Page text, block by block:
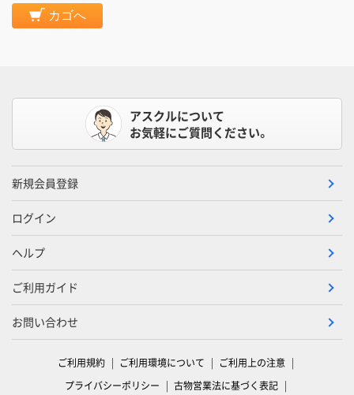
カゴへ
アスクルについて
お気軽にご質問ください。
新規会員登録
ログイン
ヘルプ
ご利用ガイド
お問い合わせ
ご利用規約 ご利用環境について
ご利用上の注意
プライバシーポリシー
古物営業法に基づく表記